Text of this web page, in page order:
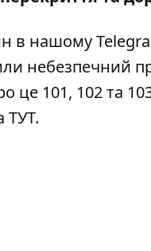
в нашому
небезпечний
це 101, 102 та
ТУТ.